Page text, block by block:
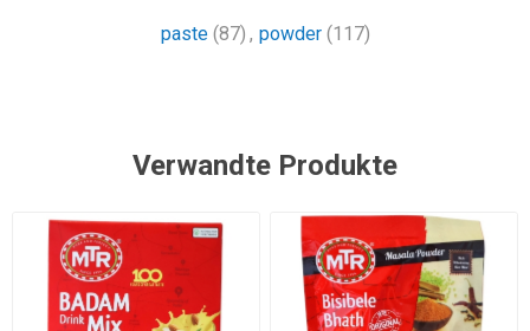
paste (87) , powder (117)
Verwandte Produkte